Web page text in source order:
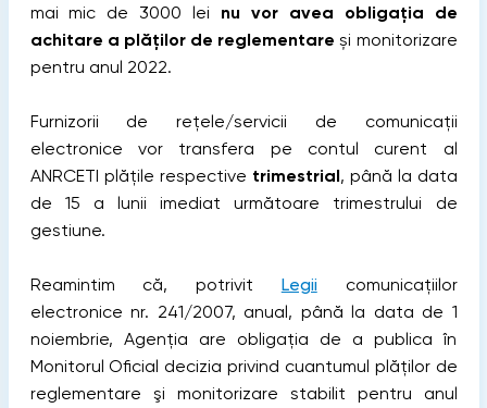
mai mic de 3000 lei nu vor avea obligația de
achitare a plăților de reglementare și monitorizare
pentru anul 2022.
Furnizorii de rețele/servicii de comunicații
electronice vor transfera pe contul curent al
ANRCETI plățile respective trimestrial, până la data
de 15 a lunii imediat următoare trimestrului de
gestiune.
Reamintim că, potrivit Legiicomunicațiilor
electronice nr. 241/2007, anual, până la data de 1
noiembrie, Agenţia are obligația de a publica în
Monitorul Oficial decizia privind cuantumul plăţilor de
reglementare şi monitorizare stabilit pentru anul